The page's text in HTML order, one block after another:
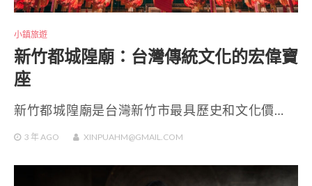
小鎮旅遊
新竹都城隍廟：台灣傳統文化的宏偉寶
座
新竹都城隍廟是台灣新竹市最具歷史和文化價…
3 年AGO XINPUAHM@GMAIL.COM